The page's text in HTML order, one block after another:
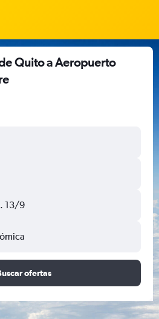
Quito a Aeropuerto
13/9
ofertas